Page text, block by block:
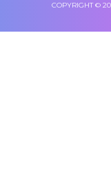
COPYRIGHT ©